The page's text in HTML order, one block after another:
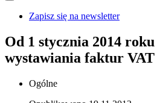
Zapisz się na newsletter
Od 1 stycznia 2014
wystawiania faktur VAT
Ogólne